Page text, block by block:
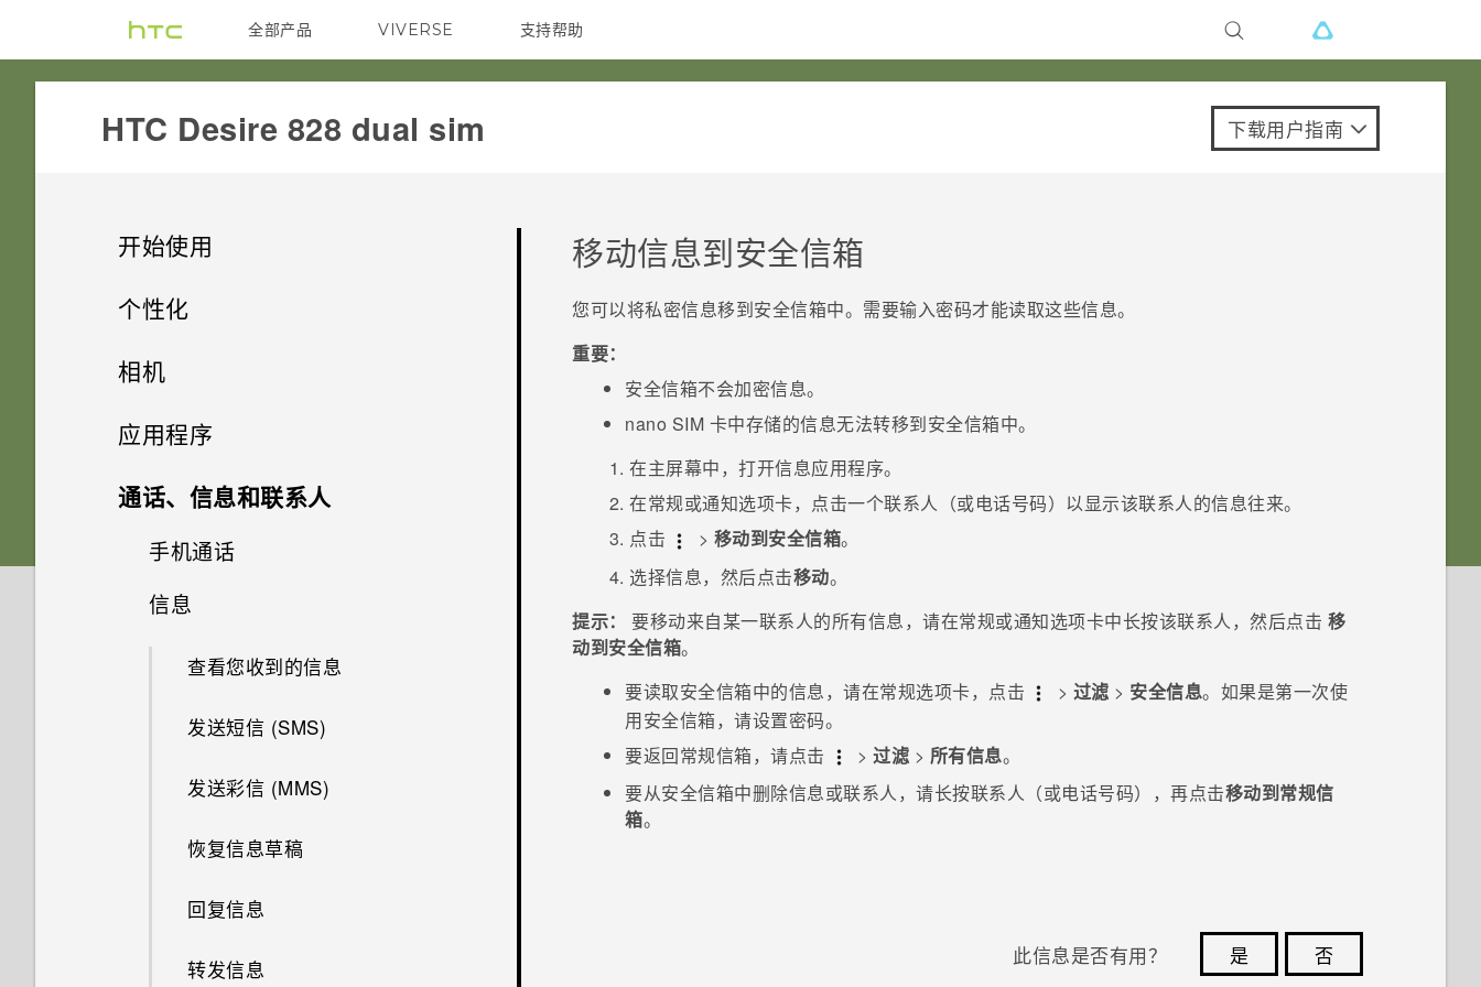
全部产品
VIVE VIVERSE 支持帮助
在线客服
HTC Desire 828 dual sim‎ 下载用户指南
开始使用
精彩功能
拍照
声音
存储卡
电池
打开或关闭电源
需要一些手机相关的快速指导？
分享内容
个性化
手机设置和传输
第一次设置 HTC Desire 828
从云端存储还原备份
从 Android 手机传输内容
从 iPhone 传输内容的方式
通过 iCloud 传输 iPhone 内容
卸载应用程序
获取联系人等内容的其他方式
在手机和电脑之间传输照片、视
什么是主题应用程序？
共享主题
删除主题
查找您的主题
下载主题
添加主题书签
从头创建您自己的主题
混搭主题
编辑主屏幕面板
相机
相机
拍摄照片
提高拍摄质量的提示
录制视频
在录制视频时拍摄照片 — 视频
应用程序
HTC BlinkFeed
什么是 HTC BlinkFeed？
打开或关闭 HTC BlinkFeed
餐厅建议
在 HTC BlinkFeed 中添加内容
相册
在相册中查看照片和视频
查找匹配照片
更改视频回放速度
从视频保存照片
剪辑视频
相片编辑工具
选择一张照片进行编辑
调整照片
在照片上绘画
应用照片滤镜
美化人像
GIF 大师
网页浏览器
式
搭配耳机使用 HTC BoomSound
聆听音乐
音乐播放列表
其他应用程序
在 Car 中处理来电
自定义 Car
通话、信息和联系人
手机通话
用智能拨号拨打电话
拨打分机号
回拨未接来电
快速拨号
呼叫信息、电子邮件或日历活动
信息
查看您收到的信息
发送短信 (SMS)
发送彩信 (MMS)
恢复信息草稿
回复信息
转发信息
移动信息到安全信箱
您可以将私密信息移到安全信箱中。需要输入密码才能读取这些信息。
重要：
安全信箱不会加密信息。
nano SIM 卡中存储的信息无法转移到安全信箱中。
在主屏幕中，打开信息应用程序。
在常规或通知选项卡，点击一个联系人（或电话号码）以显示该联系人的信息往来。
点击
> 移动到安全信箱。
选择信息，然后点击移动。
提示：
要移动来自某一联系人的所有信息，请在常规或通知选项卡中长按该联系人，然后点击 移
动到安全信箱。
要读取安全信箱中的信息，请在常规选项卡，点击 > 过滤 > 安全信息。如果是第一次使
用安全信箱，请设置密码。
要返回常规信箱，请点击
>过滤 > 所有信息。
要从安全信箱中删除信息或联系人，请长按联系人（或电话号码），再点击移动到常规信
箱。
此信息是否有用？ 是
否